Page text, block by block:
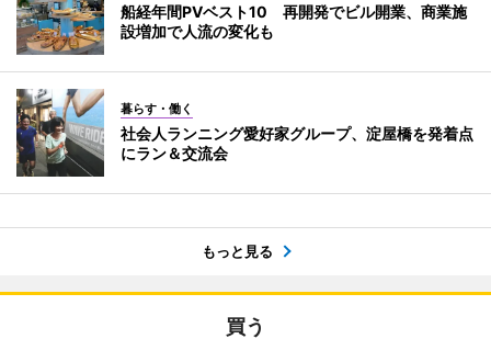
船経年間PVベスト10 再開発でビル開業、商業施
設増加で人流の変化も
暮らす・働く
社会人ランニング愛好家グループ、淀屋橋を発着点
にラン＆交流会
もっと見る
買う